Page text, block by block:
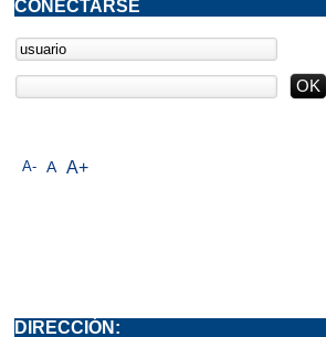
A- A A+
CONECTARSE
DIRECCIÓN: